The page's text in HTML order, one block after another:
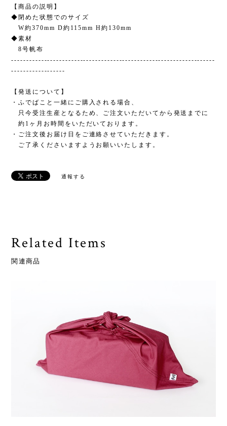
【商品の説明】
◆閉めた状態でのサイズ
W約370mm D約115mm H約130mm
◆素材
8号帆布
--------------------------------------------------------------------
------------------
【発送について】
・ふでばこと一緒にご購入される場合、
只今受注生産となるため、ご注文いただいてから発送までに
約1ヶ月お時間をいただいております。
・ご注文後お届け日をご連絡させていただきます。
ご了承くださいますようお願いいたします。
通報する
Related Items
関連商品